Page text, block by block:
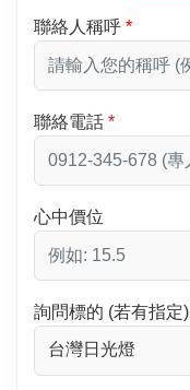
聯絡人稱呼
聯絡電話
心中價位
詢問標的 (若有指定)